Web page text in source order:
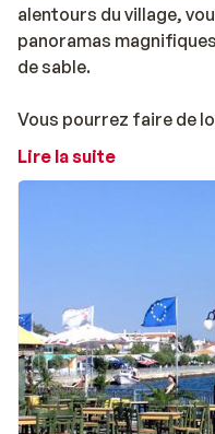
alentours du village,
panoramas
de sable.
Vous pourrez faire de
principale du village, où
les églises et
les nombreux bâtiments
Lire la suite